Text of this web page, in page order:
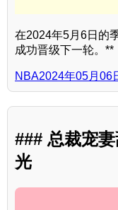
在2024年5月6日的
成功晋级下一轮。**
NBA2024年05月06
### 总裁宠
光